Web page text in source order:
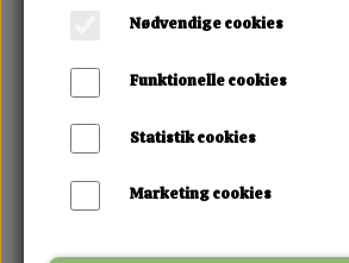
Nødvendige cookies
Funktionelle cookies
Statistik cookies
Marketing cookies